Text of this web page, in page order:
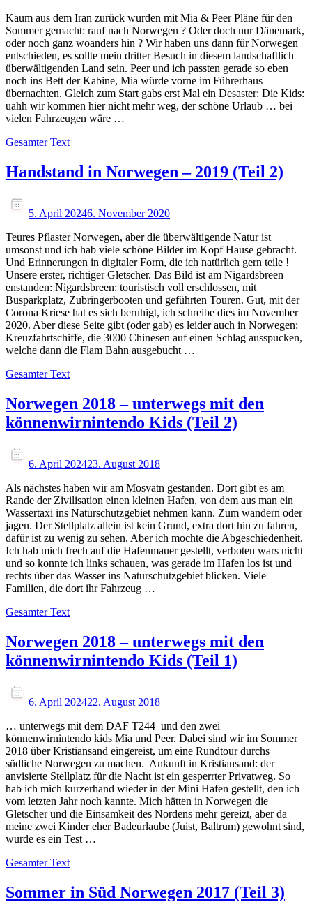
Kaum aus dem Iran zurück wurden mit Mia & Peer Pläne für den
Sommer gemacht: rauf nach Norwegen ? Oder doch nur Dänemark,
oder noch ganz woanders hin ? Wir haben uns dann für Norwegen
entschieden, es sollte mein dritter Besuch in diesem landschaftlich
überwältigenden Land sein. Peer und ich passten gerade so eben
noch ins Bett der Kabine, Mia würde vorne im Führerhaus
übernachten. Gleich zum Start gabs erst Mal ein Desaster: Die Kids:
uahh wir kommen hier nicht mehr weg, der schöne Urlaub … bei
vielen Fahrzeugen wäre …
Gesamter Text
Handstand in Norwegen – 2019 (Teil 2)
5. April 20246. November 2020
Teures Pflaster Norwegen, aber die überwältigende Natur ist
umsonst und ich hab viele schöne Bilder im Kopf Hause gebracht.
Und Erinnerungen in digitaler Form, die ich natürlich gern teile !
Unsere erster, richtiger Gletscher. Das Bild ist am Nigardsbreen
enstanden: Nigardsbreen: touristisch voll erschlossen, mit
Busparkplatz, Zubringerbooten und geführten Touren. Gut, mit der
Corona Kriese hat es sich beruhigt, ich schreibe dies im November
2020. Aber diese Seite gibt (oder gab) es leider auch in Norwegen:
Kreuzfahrtschiffe, die 3000 Chinesen auf einen Schlag ausspucken,
welche dann die Flam Bahn ausgebucht …
Gesamter Text
Norwegen 2018 – unterwegs mit den
könnenwirnintendo Kids (Teil 2)
6. April 202423. August 2018
Als nächstes haben wir am Mosvatn gestanden. Dort gibt es am
Rande der Zivilisation einen kleinen Hafen, von dem aus man ein
Wassertaxi ins Naturschutzgebiet nehmen kann. Zum wandern oder
jagen. Der Stellplatz allein ist kein Grund, extra dort hin zu fahren,
dafür ist zu wenig zu sehen. Aber ich mochte die Abgeschiedenheit.
Ich hab mich frech auf die Hafenmauer gestellt, verboten wars nicht
und so konnte ich links schauen, was gerade im Hafen los ist und
rechts über das Wasser ins Naturschutzgebiet blicken. Viele
Familien, die dort ihr Fahrzeug …
Gesamter Text
Norwegen 2018 – unterwegs mit den
könnenwirnintendo Kids (Teil 1)
6. April 202422. August 2018
… unterwegs mit dem DAF T244 und den zwei
könnenwirnintendo kids Mia und Peer. Dabei sind wir im Sommer
2018 über Kristiansand eingereist, um eine Rundtour durchs
südliche Norwegen zu machen. Ankunft in Kristiansand: der
anvisierte Stellplatz für die Nacht ist ein gesperrter Privatweg. So
hab ich mich kurzerhand wieder in der Mini Hafen gestellt, den ich
vom letzten Jahr noch kannte. Mich hätten in Norwegen die
Gletscher und die Einsamkeit des Nordens mehr gereizt, aber da
meine zwei Kinder eher Badeurlaube (Juist, Baltrum) gewohnt sind,
wurde es ein Test …
Gesamter Text
Sommer in Süd Norwegen 2017 (Teil 3)